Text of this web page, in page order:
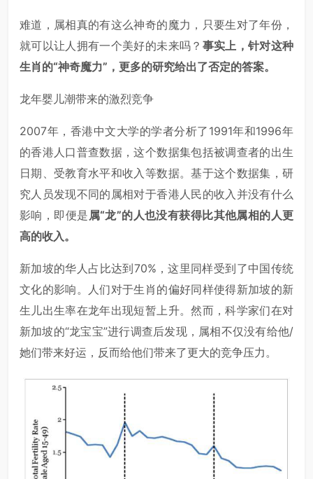
难道，属相真的有这么神奇的魔力，只要生对了年份，
就可以让人拥有一个美好的未来吗？ 事实上，针对这种
生肖的“神奇魔力”，更多的研究给出了否定的答案。
龙年婴儿潮带来的激烈竞争
2007年，香港中文大学的学者分析了1991年和1996年
的香港人口普查数据，这个数据集包括被调查者的出生
日期、受教育水平和收入等数据。基于这个数据集，研
究人员发现不同的属相对于香港人民的收入并没有什么
影响，即便是 属“龙”的人也没有获得比其他属相的人更
高的收入。
新加坡的华人占比达到70%，这里同样受到了中国传统
文化的影响。人们对于生肖的偏好同样使得新加坡的新
生儿出生率在龙年出现短暂上升。然而，科学家们在对
新加坡的“龙宝宝”进行调查后发现，属相不仅没有给他/
她们带来好运，反而给他们带来了更大的竞争压力。